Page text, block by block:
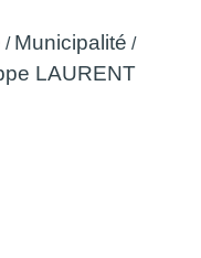
/ Municipalité /
LAURENT